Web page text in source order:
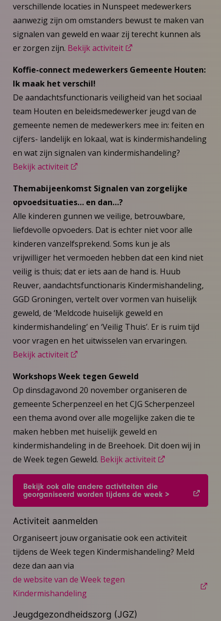
verschillende locaties in Nunspeet medewerkers
aanwezig zijn om omstanders bewust te maken van
signalen van geweld en waar zij terecht kunnen als
er zorgen zijn. Bekijk activiteit
Koffie-connect medewerkers Gemeente Houten:
Ik maak het verschil!
De aandachtsfunctionaris veiligheid van het sociaal
team Houten en beleidsmedewerker jeugd van de
gemeente nemen de medewerkers mee in: feiten en
cijfers- landelijk en lokaal, wat is kindermishandeling
en wat zijn signalen van kindermishandeling?
Bekijk activiteit
Themabijeenkomst Signalen van zorgelijke
opvoedsituaties… en dan…?
Alle kinderen gunnen we veilige, betrouwbare,
liefdevolle opvoeders. Dat is echter niet voor alle
kinderen vanzelfsprekend. Soms kun je als
vrijwilliger het vermoeden hebben dat een kind niet
veilig is thuis; dat er iets aan de hand is. Huub
Reuver, aandachtsfunctionaris Kindermishandeling,
GGD Groningen, vertelt over vormen van huiselijk
geweld, de ‘Meldcode huiselijk geweld en
kindermishandeling’ en ‘Veilig Thuis’. Er is ruim tijd
voor vragen en het uitwisselen van ervaringen.
Bekijk activiteit
Workshops Week tegen Geweld
Op dinsdagavond 20 november organiseren de
gemeente Scherpenzeel en het CJG Scherpenzeel
een thema avond over alle mogelijke zaken die te
maken hebben met huiselijk geweld en
kindermishandeling in de Breehoek. Dit doen wij in
de Week tegen Geweld. Bekijk activiteit
Bekijk ook alle andere activiteiten die
georganiseerd worden tijdens de week >
Activiteit aanmelden
Organiseert jouw organisatie ook een activiteit
tijdens de Week tegen Kindermishandeling? Meld
deze dan aan via
de website van de Week tegen
Kindermishandeling
Jeugdgezondheidszorg (JGZ)